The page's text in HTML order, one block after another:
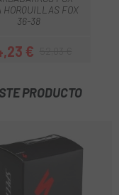
HORQUILLAS FOX
36-38
Precio
€
Precio regular
PRODUCTO